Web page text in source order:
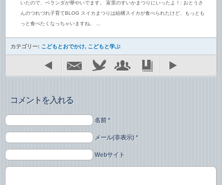
いたので、ベランダが華やいでます。 富里のすいかまつりにいったよ！: おとうさ
んのつれづれ子育てBLOG スイカまつりは結構スイカが食べられたけど、もっとも
っと食べたくなっちゃいますね。 ...
カテゴリー: こどもとおでかけ, こどもと学ぶ
コメントを入れる
名前 *
メール(非表示) *
Webサイト